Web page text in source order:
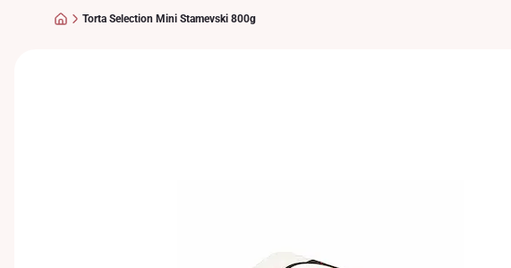
Torta Selection Mini Stamevski 800g